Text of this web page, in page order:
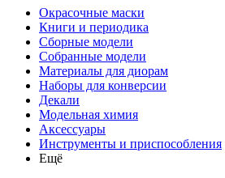
Окрасочные маски
Книги и периодика
Сборные модели
Собранные модели
Материалы для диорам
Наборы для конверсии
Декали
Модельная химия
Аксессуары
Инструменты и приспособления
Ещё